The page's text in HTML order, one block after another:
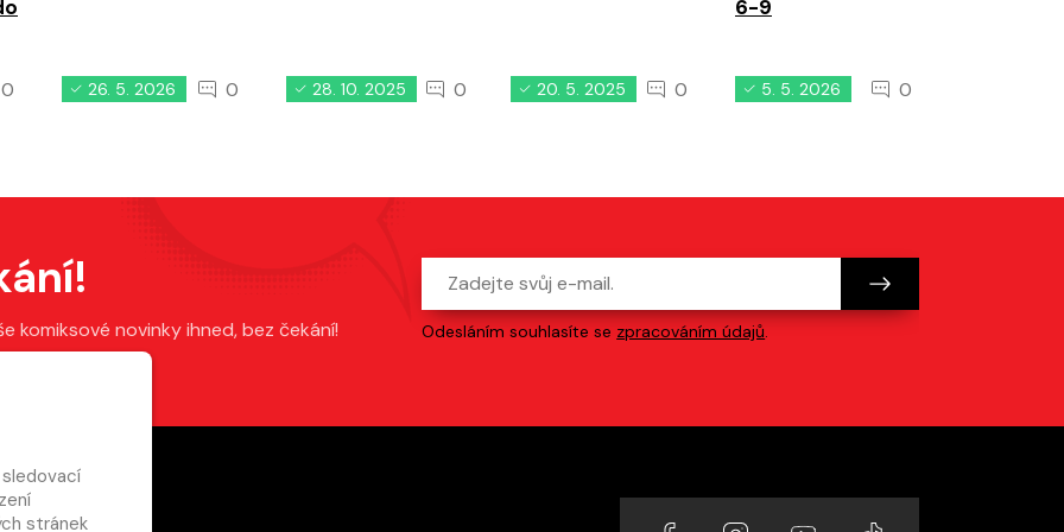
stránek
0 26. 5. 2026 0 28. 10. 2025 0 20. 5. 2025 0
6-9
5. 5. 2026 0
komiksové novinky ihned, bez čekání!
Odesláním souhlasíte se zpracováním údajů.